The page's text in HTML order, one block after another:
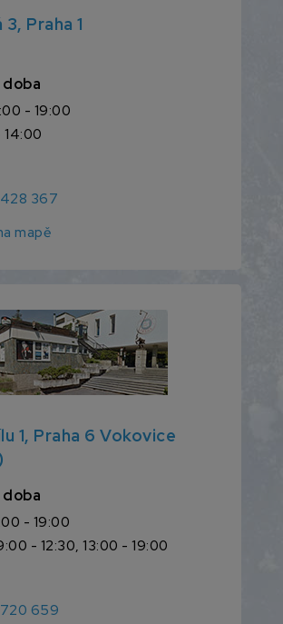
Praha 1
- 19:00
14:00
367
mapě
1, Praha 6 Vokovice
- 19:00
- 12:30, 13:00 - 19:00
659